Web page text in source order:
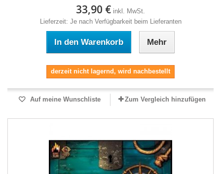
33,90 € inkl. MwSt.
Lieferzeit: Je nach Verfügbarkeit beim Lieferanten
In den Warenkorb Mehr
derzeit nicht lagernd, wird nachbestellt
Auf meine Wunschliste Zum Vergleich hinzufügen